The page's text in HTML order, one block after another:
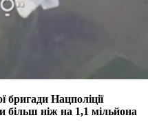
Нацполіції
більш ніж на 1,1 мільйона